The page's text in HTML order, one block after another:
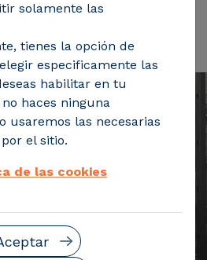
solamente las
tienes la opción de
especificamente las
habilitar en tu
no haces ninguna
usaremos las necesarias
el sitio.
de las cookies